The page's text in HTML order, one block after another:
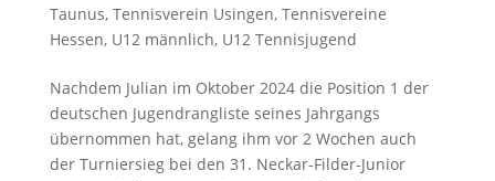
Taunus, Tennisverein Usingen, Tennisvereine
Hessen, U12 männlich, U12 Tennisjugend
Nachdem Julian im Oktober 2024 die Position 1 der
deutschen Jugendrangliste seines Jahrgangs
übernommen hat, gelang ihm vor 2 Wochen auch
der Turniersieg bei den 31. Neckar-Filder-Junior